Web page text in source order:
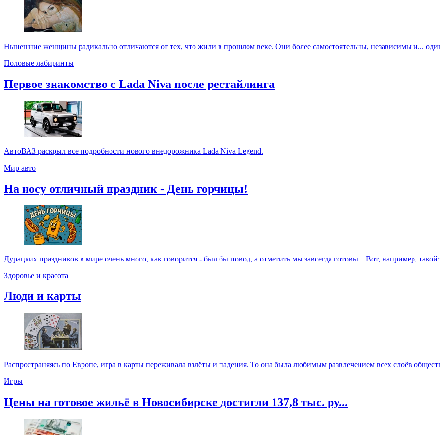
Нынешние женщины радикально отличаются от тех, что жили в прошлом веке. Они более самостоятельны, независимы и...
Половые лабиринты
Первое знакомство с Lada Niva после рестайлинга
АвтоВАЗ раскрыл все подробности нового внедорожника Lada Niva Legend.
Мир авто
На носу отличный праздник - День горчицы!
Дурацких праздников в мире очень много, как говорится - был бы повод, а отметить мы завсегда готовы... Вот, например,
Здоровье и красота
Люди и карты
Распространяясь по Европе, игра в карты переживала взлёты и падения. То она была любимым развлечением всех слоёв
Игры
Цены на готовое жильё в Новосибирске достигли 137,8 тыс. ру...